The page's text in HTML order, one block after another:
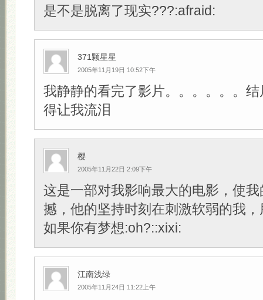
是不是脱离了现实???:afraid:
371颗星星
2005年11月19日 10:52下午
我静静的看完了影片。。。。。。
得让我流泪
樱
2005年11月22日 2:09下午
这是一部对我影响最大的电影，使
撼，他的坚持时刻在刺激软弱的我
如果你有梦想:oh?::xixi:
江南浅绿
2005年11月24日 11:22上午